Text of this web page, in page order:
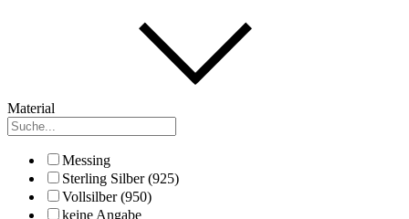
Material
Messing
Sterling Silber (925)
Vollsilber (950)
keine Angabe